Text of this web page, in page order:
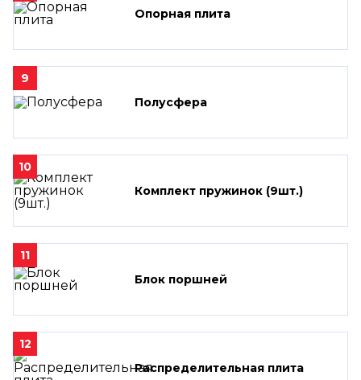
Опорная плита
9
Полусфера
10
Комплект пружинок (9шт.)
11
Блок поршней
12
Распределительная плита